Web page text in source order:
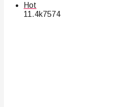
Hot
11.4k7574